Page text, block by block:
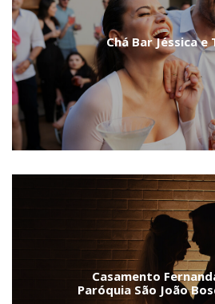
Chá Bar Jéssica e
Casamento
Paróquia São João